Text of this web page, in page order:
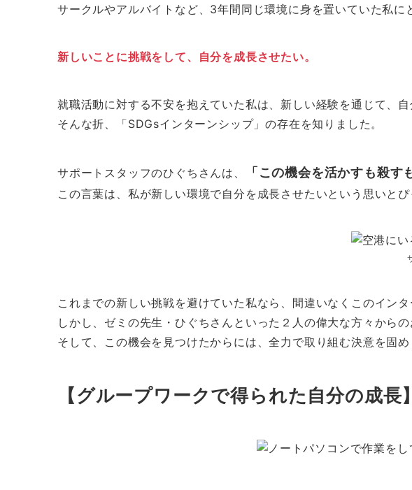
サークルやアルバイトなど、3年間同じ環境に身を置いていた私に
新しいことに挑戦をして、自分を成長させたい。
就職活動に対する不安を抱えていた私は、新しい経験を通じて、
そんな折、「SDGsインターンシップ」の存在を知りました。
サポートスタッフのひぐちさんは、 「この機会を活かすも殺す
この言葉は、私が新しい環境で自分を成長させたいという思いと
これまでの新しい挑戦を避けていた私なら、間違いなくこのイン
しかし、ゼミの先生・ひぐちさんといった２人の偉大な方々から
そして、この機会を見つけたからには、全力で取り組む決意を固め
【グループワークで得られた自分の成長】